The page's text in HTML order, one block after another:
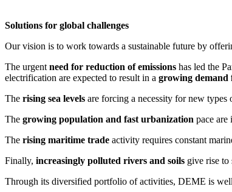
Solutions for global challenges
Our vision is to work towards a sustainable future by
The urgent need for reduction of emissions has led the
electrification are expected to result in a growing
The rising sea levels are forcing a necessity for new types
The growing population and fast urbanization pace are
The rising maritime trade activity requires constant
Finally, increasingly polluted rivers and soils give rise to
Through its diversified portfolio of activities, DEME is